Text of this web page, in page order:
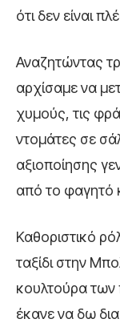
ότι δεν είναι
Αναζητώντας
αρχίσαμε να
χυμούς, τις
ντομάτες σε
αξιοποίησης
από το φαγητό
Καθοριστικό
ταξίδι στην
κουλτούρα των
έκανε να δω